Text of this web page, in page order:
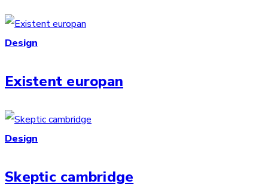
Design
Existent europan
Design
Skeptic cambridge